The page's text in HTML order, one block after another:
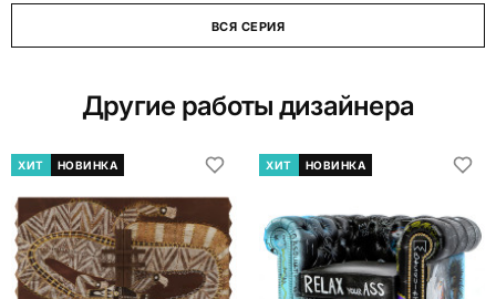
ВСЯ СЕРИЯ
Другие работы дизайнера
ХИТ НОВИНКА ХИТ НОВИНКА